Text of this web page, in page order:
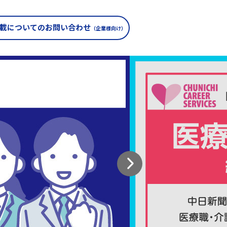
についてのお問い合わせ （企業様向け）